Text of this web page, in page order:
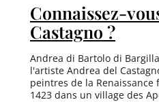
Connaissez-
Castagno ?
Andrea di Bartolo di
l'artiste Andrea del
peintres de la
1423 dans un village des